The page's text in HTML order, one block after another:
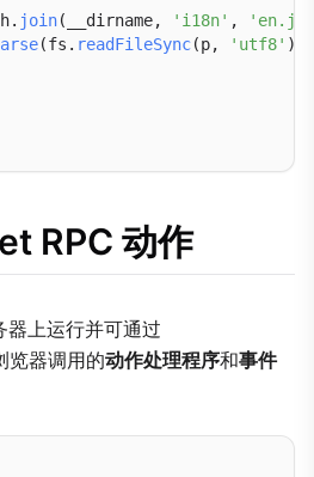
join(__dirname, 'i18n' ,
(fs. readFileSync(p, 'utf8' ));
RPC 动作
器上运行并可通过
览器调用的动作处理程序和事件